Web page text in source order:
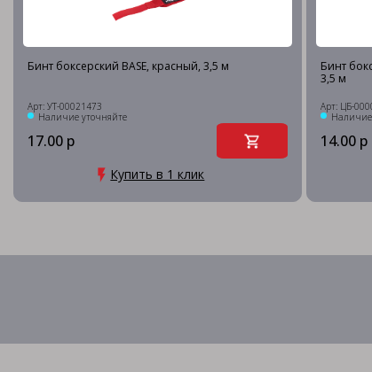
Бинт боксерский BASE, красный, 3,5 м
Арт: УТ-00021473
Наличие уточняйте
17.00 р
Купить в 1 клик
Бинт
3,5 м
Арт: ЦБ-
Наличие
14.00 р